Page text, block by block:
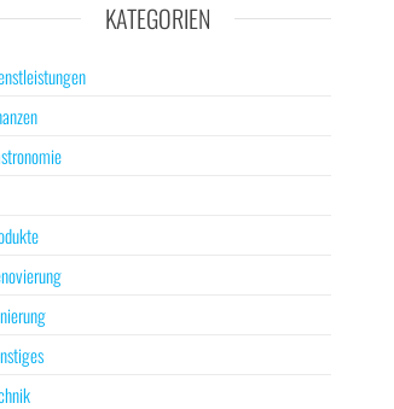
KATEGORIEN